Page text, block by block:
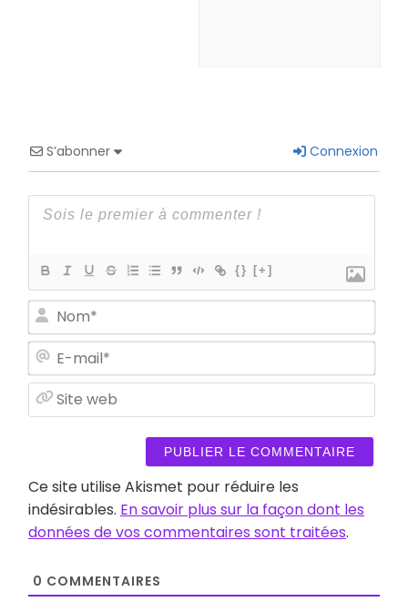
S’abonner Connexion
{} [+]
web
Ce site utilise Akismet pour réduire les
indésirables. En savoir plus sur la façon dont les
données de vos commentaires sont traitées.
0 COMMENTAIRES